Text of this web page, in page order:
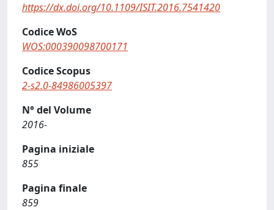
https://dx.doi.org/10.1109/ISIT.2016.7541420
Codice WoS
WOS:000390098700171
Codice Scopus
2-s2.0-84986005397
N° del Volume
2016-
Pagina iniziale
855
Pagina finale
859